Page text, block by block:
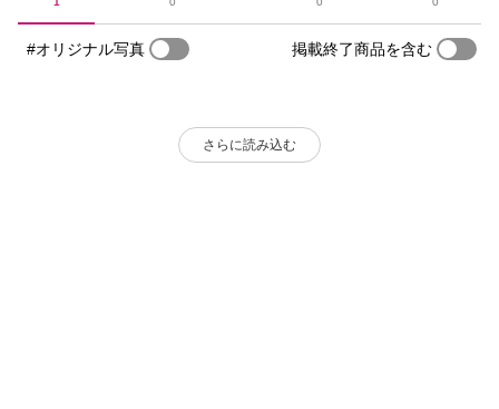
#オリジナル写真 掲載終了商品を含む
さらに読み込む